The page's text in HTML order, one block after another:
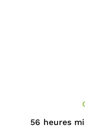
56 heures